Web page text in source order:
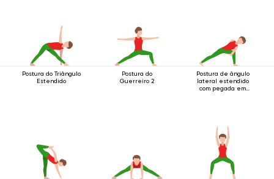
Postura do Triângulo
Estendido
Postura do
Guerreiro 2
Postura de ângulo
lateral estendido
com pegada em